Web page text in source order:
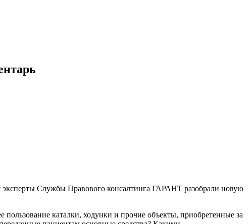
эксперты Службы Правового консалтинга ГАРАНТ разобрали новую
каталки, ходунки и прочие объекты, приобретенные за